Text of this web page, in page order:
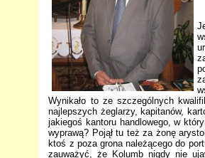
Wynikało to ze szczególnych
najlepszych żeglarzy, kapitanów,
jakiegoś kantoru handlowego, w
wyprawą? Pojął tu też za żonę
ktoś z poza grona należącego do
zauważyć, że Kolumb nigdy nie